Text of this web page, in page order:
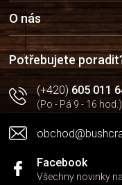
a
t
í
O nás
Potřebujete
(+420)605 011
(Po - Pá 9 - 16 hod.)
Facebook
Všechny novinky